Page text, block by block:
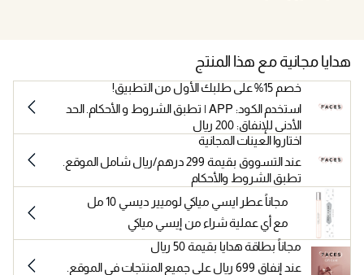
هدايا مجانية مع هذا المنتج
خصم 15% على طلبك الأول من التطبيق!
استخدم الكود: APP | تطبق الشروط و الأحكام. الحد
الأدنى للإنفاق: 200 ريال
اختاروا العينات المجانية
عند التسووق بقيمة 299 درهم/ريال شامل الموقع.
تطبق الشروط والأحكام
مجاناً عطر ايسي مياكي لوميير ديسي 10 مل
مع أي عملية شراء من إيسي مياكي
مجاناً بطاقة هدايا بقيمة 50 ريال
عند إنفاق 699 ريال على جميع المنتجات في الموقع.